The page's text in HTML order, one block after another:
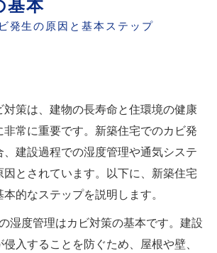
基本
発生の原因と基本ステップ
対策は、建物の長寿命と住環境の健康
非常に重要です。新築住宅でのカビ発
、建設過程での湿度管理や通気システ
因とされています。以下に、新築住宅
的なステップを説明します。
湿度管理はカビ対策の基本です。建設
入することを防ぐため、屋根や壁、